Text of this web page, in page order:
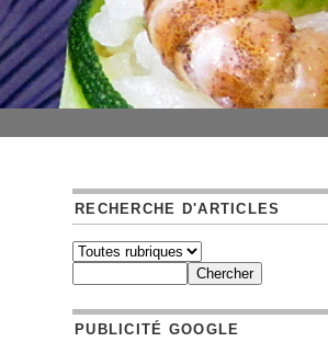
RECHERCHE D'ARTICLES
PUBLICITÉ GOOGLE